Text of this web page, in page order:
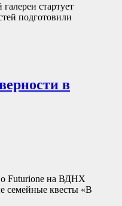
стартует
подготовили
в
Futurione на ВДНХ
семейные квесты «В